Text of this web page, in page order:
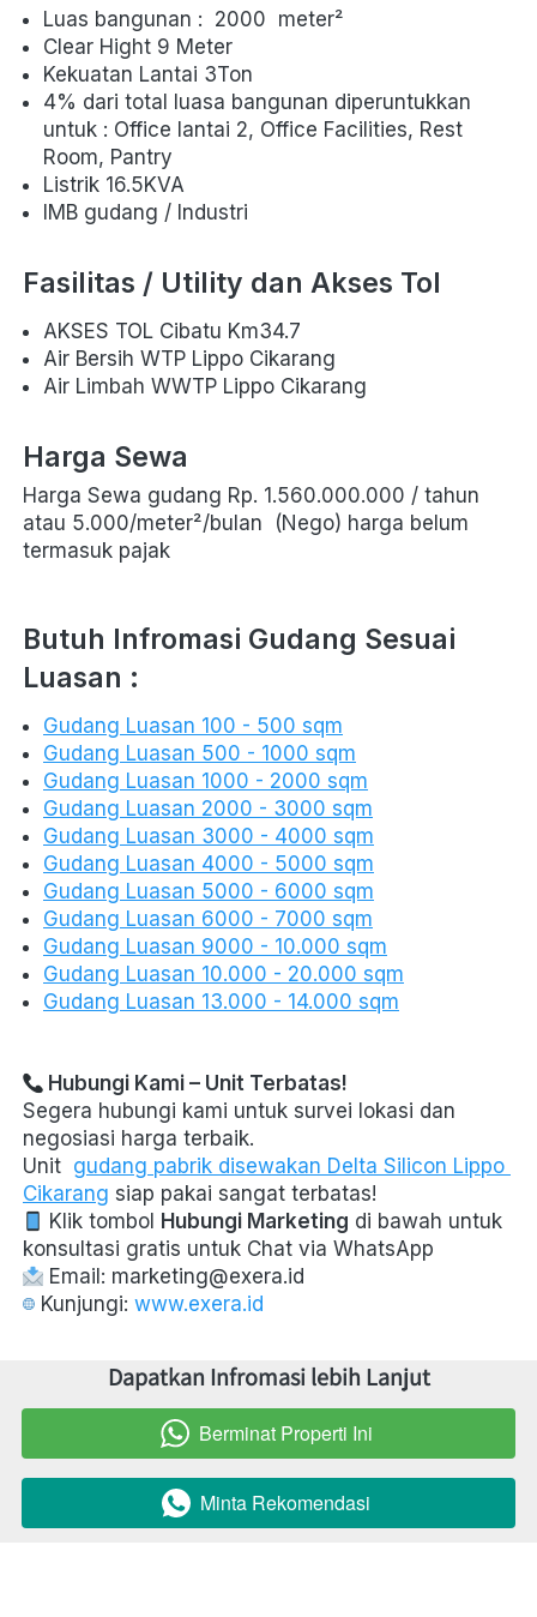
Luas bangunan :  2000  meter²
Clear Hight 9 Meter
Kekuatan Lantai 3Ton
4% dari total luasa bangunan diperuntukkan
untuk : Office lantai 2, Office Facilities, Rest
Room, Pantry
Listrik 16.5KVA
IMB gudang / Industri
Fasilitas / Utility dan Akses Tol
AKSES TOL Cibatu Km34.7
Air Bersih WTP Lippo Cikarang
Air Limbah WWTP Lippo Cikarang
Harga Sewa
Harga Sewa gudang Rp. 1.560.000.000 / tahun
atau 5.000/meter²/bulan
  (Nego) harga belum
termasuk pajak
Butuh Infromasi Gudang Sesuai
Luasan :
Gudang Luasan 100 - 500 sqm
Gudang Luasan 500 - 1000 sqm
Gudang Luasan 1000 - 2000 sqm
Gudang Luasan 2000 - 3000 sqm
Gudang Luasan 3000 - 4000 sqm
Gudang Luasan 4000 - 5000 sqm
Gudang Luasan 5000 - 6000 sqm
Gudang Luasan 6000 - 7000 sqm
Gudang Luasan 9000 - 10.000 sqm
Gudang Luasan 10.000 - 20.000 sqm
Gudang Luasan 13.000 - 14.000 sqm
Hubungi Kami – Unit Terbatas!
Segera hubungi kami untuk survei lokasi dan
negosiasi harga terbaik.
Unit gudang pabrik disewakan Delta Silicon Lippo
Cikarang siap pakai sangat terbatas!
Klik tombol Hubungi Marketing di bawah untuk
konsultasi gratis untuk Chat via WhatsApp
Email: marketing@exera.id
Kunjungi: www.exera.id
Dapatkan Infromasi lebih Lanjut
` Berminat Properti Ini
` Minta Rekomendasi